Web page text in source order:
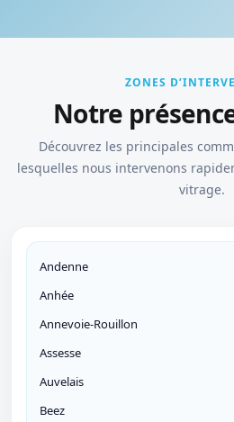
ZONES
Notre
Découvrez les principales
lesquelles nous intervenons
vitrage.
Andenne
Anhée
Annevoie-Rouillon
Assesse
Auvelais
Beez